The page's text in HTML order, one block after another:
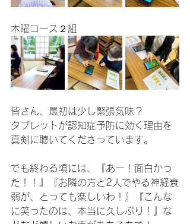
木曜コース２組
皆さん、最初は少し緊張気味？
タブレットが認知症予防に効く理由を
真剣に聴いてくださっています。
でも終わる頃には、『あー！面白かっ
た！！』『お隣の方と2人でやる神経衰
弱が、とっても楽しいわ！』『こんな
に笑ったのは、本当に久しぶり！』な